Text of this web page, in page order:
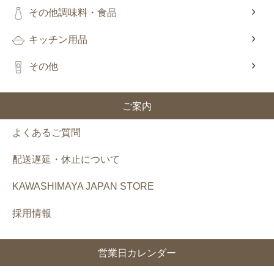
その他調味料・食品
キッチン用品
その他
ご案内
よくあるご質問
配送遅延・休止について
KAWASHIMAYA JAPAN STORE
採用情報
営業日カレンダー